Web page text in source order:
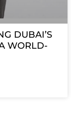
DUBAI’S
WORLD-